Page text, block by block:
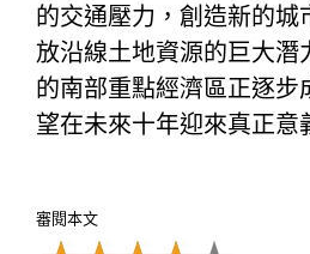
的交通壓力，創造新的城
放沿線土地資源的巨大潛
的南部重點經濟區正逐步
望在未來十年迎來真正意
審閱本文